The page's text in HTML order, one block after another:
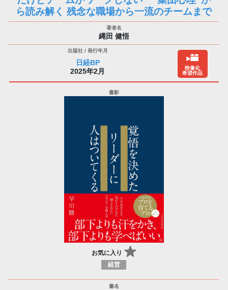
ら読み解く 残念な職場から一流のチームまで
縄田 健悟
日経BP
2025年2月
映像化
希望作品
お気に入り
経営